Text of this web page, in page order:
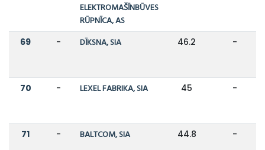
ELEKTROMAŠĪNBŪVES
RŪPNĪCA, AS
69 - DĪKSNA, SIA 46.2 -
70 - LEXEL FABRIKA, SIA 45 -
71 - BALTCOM, SIA 44.8 -